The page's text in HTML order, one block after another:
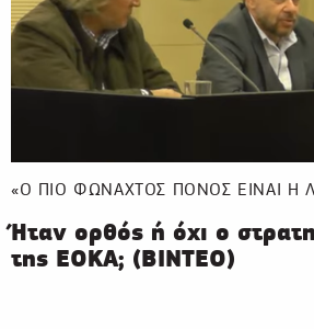
«Ο ΠΙΟ ΦΩΝΑΧΤΟΣ ΠΟΝΟΣ ΕΙΝΑΙ Η
Ήταν ορθός ή όχι ο
της ΕΟΚΑ; (ΒΙΝΤΕΟ)